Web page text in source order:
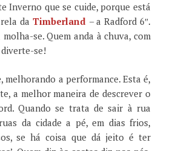
Inverno que se cuide, porque está
da Timberland – a Radford 6″.
se. Quem anda à chuva, com
diverte-se!
melhorando a performance. Esta é,
a melhor maneira de descrever o
Quando se trata de sair à rua
da cidade a pé, em dias frios,
se há coisa que dá jeito é ter